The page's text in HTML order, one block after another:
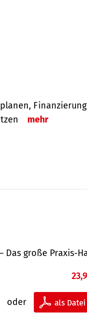
mehr
Das große Praxis-
oder